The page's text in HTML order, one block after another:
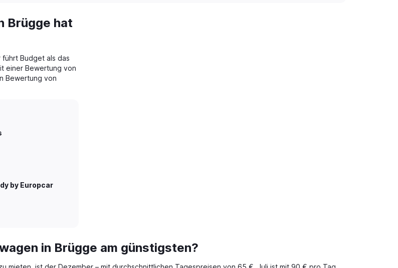
Brügge hat
Budget als das
einer Bewertung von
Bewertung von
by Europcar
in Brügge am günstigsten?